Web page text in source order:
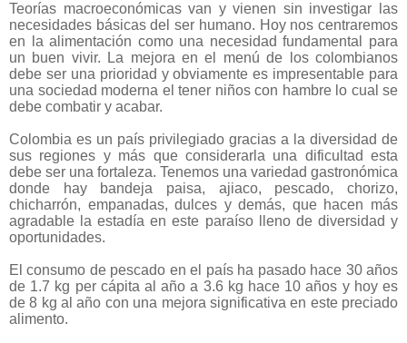
Teorías macroeconómicas van y vienen sin investigar las
necesidades básicas del ser humano. Hoy nos centraremos
en la alimentación como una necesidad fundamental para
un buen vivir. La mejora en el menú de los colombianos
debe ser una prioridad y obviamente es impresentable para
una sociedad moderna el tener niños con hambre lo cual se
debe combatir y acabar.
Colombia es un país privilegiado gracias a la diversidad de
sus regiones y más que considerarla una dificultad esta
debe ser una fortaleza. Tenemos una variedad gastronómica
donde hay bandeja paisa, ajiaco, pescado, chorizo,
chicharrón, empanadas, dulces y demás, que hacen más
agradable la estadía en este paraíso lleno de diversidad y
oportunidades.
El consumo de pescado en el país ha pasado hace 30 años
de 1.7 kg per cápita al año a 3.6 kg hace 10 años y hoy es
de 8 kg al año con una mejora significativa en este preciado
alimento.